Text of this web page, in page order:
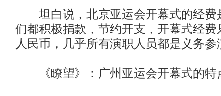
坦白说，北京亚运会开幕式的经费
们都积极捐款，节约开支，开幕式经费
人民币，几乎所有演职人员都是义务参
《瞭望》：广州亚运会开幕式的特